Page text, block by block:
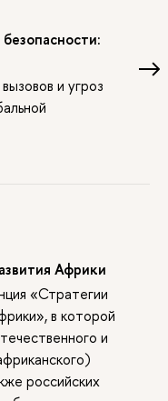
и угроз
Африки
«Стратегии
в которой
и
российских